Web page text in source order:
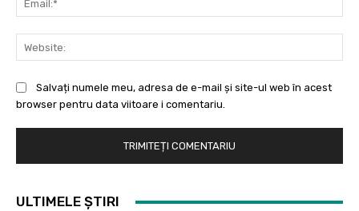
Salvați numele meu, adresa de e-mail și site-ul web în acest
browser pentru data viitoare i comentariu.
ULTIMELE ȘTIRI